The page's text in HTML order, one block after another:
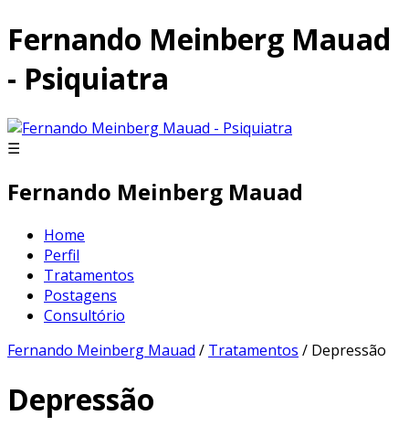
Fernando Meinberg Mauad
- Psiquiatra
☰
Fernando Meinberg Mauad
Home
Perfil
Tratamentos
Postagens
Consultório
Fernando Meinberg Mauad / Tratamentos / Depressão
Depressão